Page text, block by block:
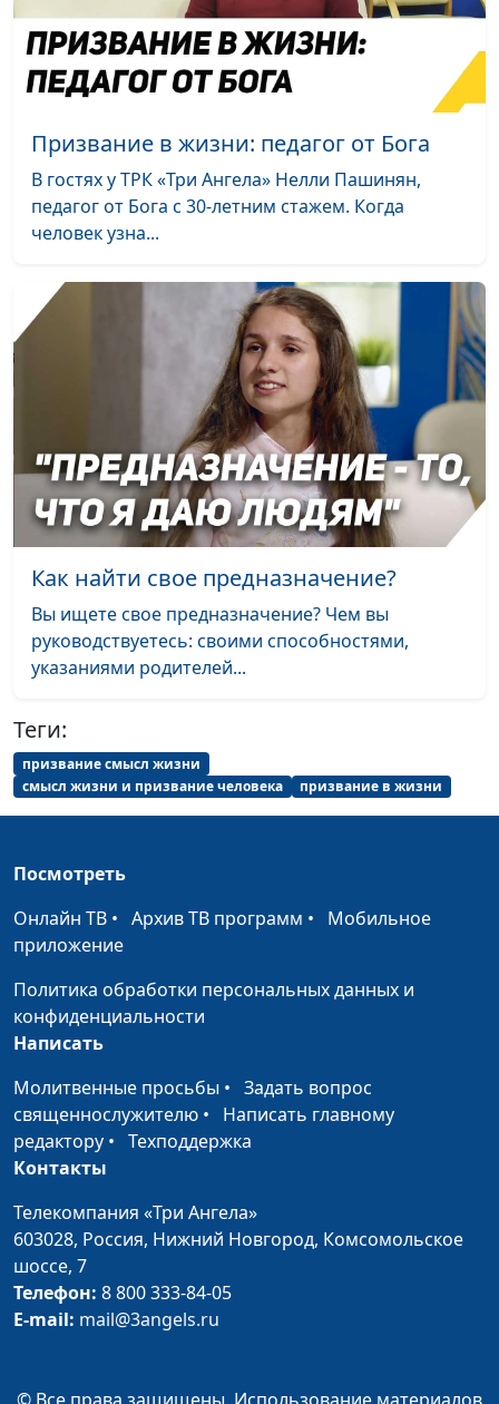
Со дна жизни - к Богу
Юлия Уткина, Артем
Пивоваров,
священнослужитель
Призвание на
служение
Юлия Уткина, Сергей
Никулин,
священнослужитель
Вера в Бога и
жизни
президент фонда «За
здоровый образ жизни»
Юлия Уткина, Андрей
Качалаба,
священнослужитель,
доктор практической
теологии
#101
Как банкротство
мамы привело меня
Юлия Уткина, Антон
Бойков,
#100
Это мой выбор
Юлия Уткина, Геннадий
Касап,
священнослужитель,
Позитивное
христианство
Скрипников,
священнослужитель,
Почему, Бог?
Юлия Уткина, Мария
С разным
оперением, но в
Василиса)
Талант от Бога и для
Бога
Елена Солдатова,
христианских песен
Ошибки и их
последствия
Полтавец, магистр
Чудо исцеления Яна Скурихина, Елена
Призвание в жизни: педагог от Бога
В гостях у ТРК «Три Ангела» Нелли Пашинян,
педагог от Бога с 30-летним стажем. Когда
человек узна...
Как найти свое предназначение?
Вы ищете свое предназначение? Чем вы
руководствуетесь: своими способностями,
указаниями родителей...
Теги:
призвание смысл жизни
смысл жизни и призвание человека
призвание в жизни
Посмотреть
Онлайн ТВ • Архив ТВ программ • Мобильное
приложение
Политика обработки персональных данных и
конфиденциальности
Написать
Молитвенные просьбы • Задать вопрос
священнослужителю • Написать главному
редактору • Техподдержка
Контакты
Телекомпания «Три Ангела»
603028, Россия, Нижний Новгород, Комсомольское
шоссе, 7
Телефон: 8 800 333-84-05
E-mail: mail@3angels.ru